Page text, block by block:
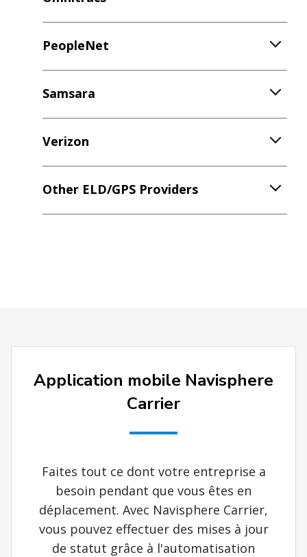
PeopleNet
Samsara
Verizon
Other ELD/GPS Providers
Application mobile Navisphere
Carrier
Faites tout ce dont votre entreprise a
besoin pendant que vous êtes en
déplacement. Avec Navisphere Carrier,
vous pouvez effectuer des mises à jour
de statut grâce à l'automatisation